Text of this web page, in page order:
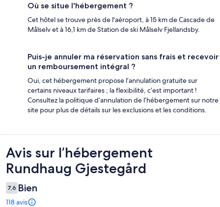
Où se situe l'hébergement ?
Cet hôtel se trouve près de l'aéroport, à 15 km de Cascade de
Målselv et à 16,1 km de Station de ski Målselv Fjellandsby.
Puis-je annuler ma réservation sans frais et recevoir
un remboursement intégral ?
Oui, cet hébergement propose l’annulation gratuite sur
certains niveaux tarifaires ; la flexibilité, c’est important !
Consultez la politique d’annulation de l’hébergement sur notre
site pour plus de détails sur les exclusions et les conditions.
Avis
Avis sur l’hébergement
Rundhaug Gjestegård
7,6 Bien
118 avis